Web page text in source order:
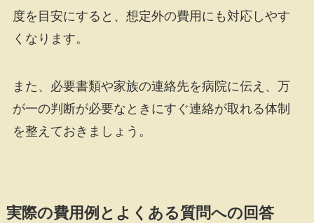
度を目安にすると、想定外の費用にも対応しやす
くなります。
また、必要書類や家族の連絡先を病院に伝え、万
が一の判断が必要なときにすぐ連絡が取れる体制
を整えておきましょう。
実際の費用例とよくある質問への回答